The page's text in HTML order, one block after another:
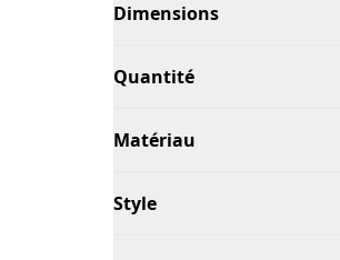
Dimensions
Quantité
Matériau
Style